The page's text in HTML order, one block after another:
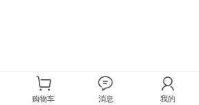
购物车 消息 我的